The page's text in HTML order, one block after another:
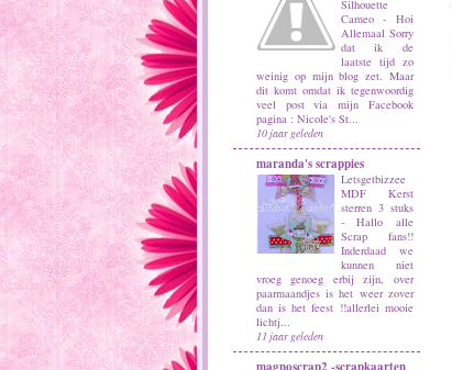
Silhouette
Cameo
- Hoi
Allemaal Sorry
dat ik de
laatste tijd zo
weinig op mijn blog zet. Maar
dit komt omdat ik tegenwoordig
veel post via mijn Facebook
pagina : Nicole's St...
10 jaar geleden
maranda's scrappies
Letsgetbizzee
MDF Kerst
sterren 3 stuks
-Hallo alle
Scrap fans!!
Inderdaad we
kunnen niet
vroeg genoeg erbij zijn, over
paarmaandjes is het weer zover
dan is het feest !!allerlei mooie
lichtj...
11 jaar geleden